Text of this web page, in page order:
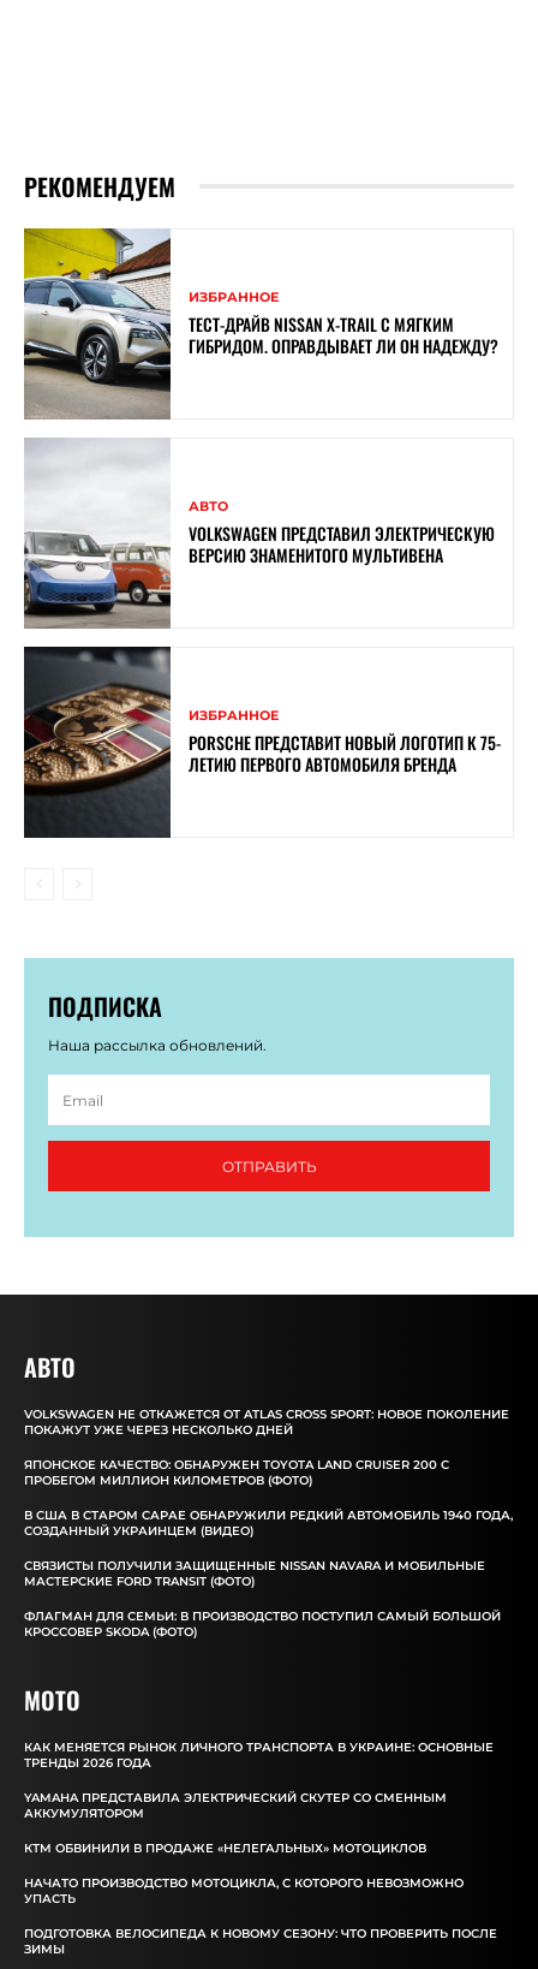
РЕКОМЕНДУЕМ
ИЗБРАННОЕ
ТЕСТ-ДРАЙВ NISSAN X-TRAIL С МЯГКИМ
ГИБРИДОМ. ОПРАВДЫВАЕТ ЛИ ОН НАДЕЖДУ?
АВТО
VOLKSWAGEN ПРЕДСТАВИЛ ЭЛЕКТРИЧЕСКУЮ
ВЕРСИЮ ЗНАМЕНИТОГО МУЛЬТИВЕНА
ИЗБРАННОЕ
PORSCHE ПРЕДСТАВИТ НОВЫЙ ЛОГОТИП К 75-
ЛЕТИЮ ПЕРВОГО АВТОМОБИЛЯ БРЕНДА
ПОДПИСКА
Наша рассылка обновлений.
ОТПРАВИТЬ
АВТО
VOLKSWAGEN НЕ ОТКАЖЕТСЯ ОТ ATLAS CROSS SPORT: НОВОЕ ПОКОЛЕНИЕ
ПОКАЖУТ УЖЕ ЧЕРЕЗ НЕСКОЛЬКО ДНЕЙ
ЯПОНСКОЕ КАЧЕСТВО: ОБНАРУЖЕН TOYOTA LAND CRUISER 200 С
ПРОБЕГОМ МИЛЛИОН КИЛОМЕТРОВ (ФОТО)
В США В СТАРОМ САРАЕ ОБНАРУЖИЛИ РЕДКИЙ АВТОМОБИЛЬ 1940 ГОДА,
СОЗДАННЫЙ УКРАИНЦЕМ (ВИДЕО)
СВЯЗИСТЫ ПОЛУЧИЛИ ЗАЩИЩЕННЫЕ NISSAN NAVARA И МОБИЛЬНЫЕ
МАСТЕРСКИЕ FORD TRANSIT (ФОТО)
ФЛАГМАН ДЛЯ СЕМЬИ: В ПРОИЗВОДСТВО ПОСТУПИЛ САМЫЙ БОЛЬШОЙ
КРОССОВЕР SKODA (ФОТО)
MOTO
КАК МЕНЯЕТСЯ РЫНОК ЛИЧНОГО ТРАНСПОРТА В УКРАИНЕ: ОСНОВНЫЕ
ТРЕНДЫ 2026 ГОДА
YAMAHA ПРЕДСТАВИЛА ЭЛЕКТРИЧЕСКИЙ СКУТЕР СО СМЕННЫМ
АККУМУЛЯТОРОМ
КТМ ОБВИНИЛИ В ПРОДАЖЕ «НЕЛЕГАЛЬНЫХ» МОТОЦИКЛОВ
НАЧАТО ПРОИЗВОДСТВО МОТОЦИКЛА, С КОТОРОГО НЕВОЗМОЖНО
УПАСТЬ
ПОДГОТОВКА ВЕЛОСИПЕДА К НОВОМУ СЕЗОНУ: ЧТО ПРОВЕРИТЬ ПОСЛЕ
ЗИМЫ